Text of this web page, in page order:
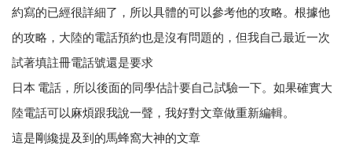
約寫的已經很詳細了，所以具體的可以參考他的攻略。根據他
的攻略，大陸的電話預約也是沒有問題的，但我自己最近一次
試著填註冊電話號還是要求
日本 電話，所以後面的同學估計要自己試驗一下。如果確實大
陸電話可以麻煩跟我說一聲，我好對文章做重新編輯。
這是剛纔提及到的馬蜂窩大神的文章